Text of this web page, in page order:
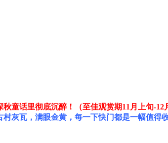
童话里彻底沉醉！（至佳观赏期11月上旬-12
灰瓦，满眼金黄，每一下快门都是一幅值得